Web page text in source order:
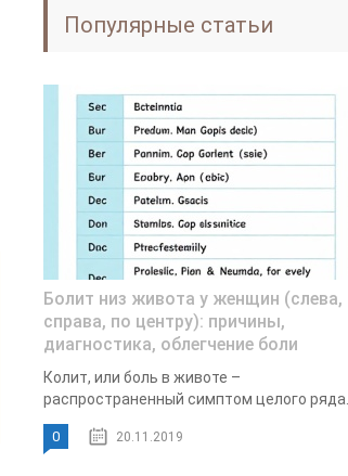
Популярные статьи
Болит низ живота у женщин (слева,
справа, по центру): причины,
диагностика, облегчение боли
Колит, или боль в животе –
распространенный симптом целого ряда...
0 20.11.2019